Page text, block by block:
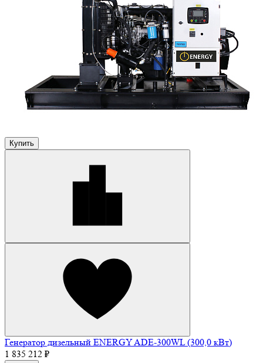
Купить
Генератор дизельный ENERGY ADE-300WL (300,0 кВт)
1 835 212 ₽